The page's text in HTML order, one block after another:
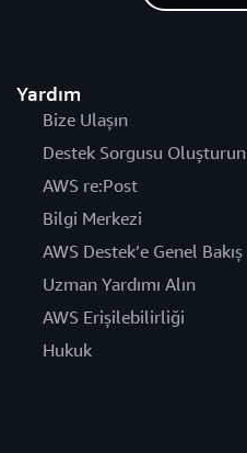
Yardım
Bize Ulaşın
Destek Sorgusu Oluşturun
AWS re:Post
Bilgi Merkezi
AWS Destek’e Genel Bakış
Uzman Yardımı Alın
AWS Erişilebilirliği
Hukuk